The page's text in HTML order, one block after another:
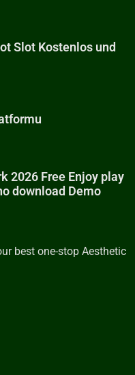
Slot Kostenlos und
2026 Free Enjoy play
download Demo
best one-stop Aesthetic